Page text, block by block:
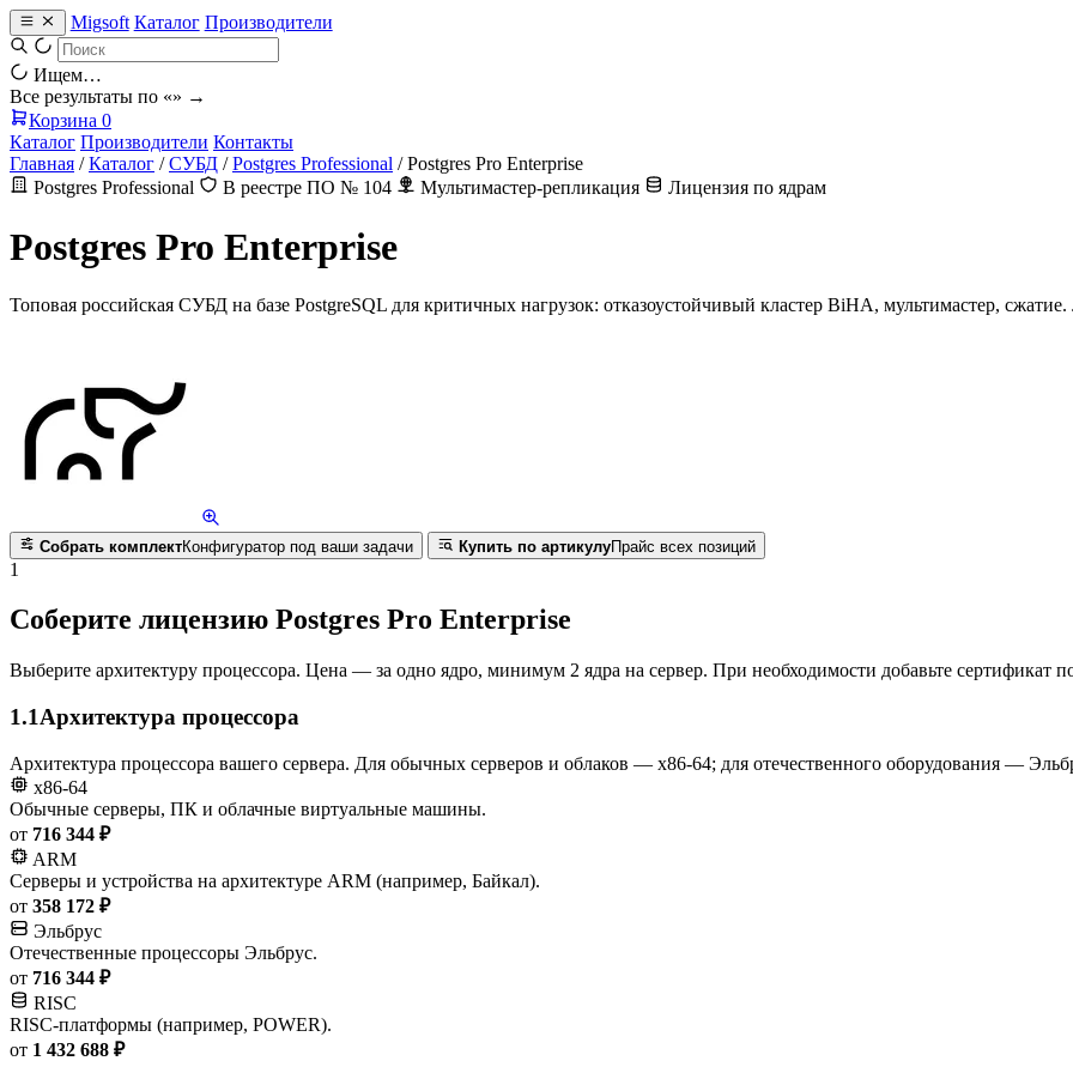
Migsoft Каталог Производители
Ищем…
Все результаты по «» →
Корзина 0
Каталог Производители Контакты
Главная / Каталог / СУБД / Postgres Professional / Postgres Pro Enterprise
Postgres Professional
В реестре ПО № 104 Мультимастер-репликация Лицензия по ядрам
Postgres Pro Enterprise
Топовая российская СУБД на базе PostgreSQL для критичных нагрузок: отказоустойчивый кластер BiHA, мультимастер,
Собрать комплектКонфигуратор под ваши задачи Купить по артикулуПрайс всех позиций
1
Соберите лицензию Postgres Pro Enterprise
Выберите архитектуру процессора. Цена — за одно ядро, минимум 2 ядра на сервер. При необходимости добавьте сертификат
1.1Архитектура процессора
Архитектура процессора вашего сервера. Для обычных серверов и облаков — x86-64; для отечественного оборудования —
x86-64
Обычные серверы, ПК и облачные виртуальные машины.
от 716 344 ₽
ARM
Серверы и устройства на архитектуре ARM (например, Байкал).
от 358 172 ₽
Эльбрус
Отечественные процессоры Эльбрус.
от 716 344 ₽
RISC
RISC-платформы (например, POWER).
от 1 432 688 ₽